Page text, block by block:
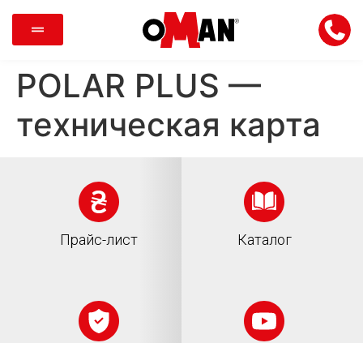
POLAR PLUS —
техническая карта
Прайс-лист Каталог